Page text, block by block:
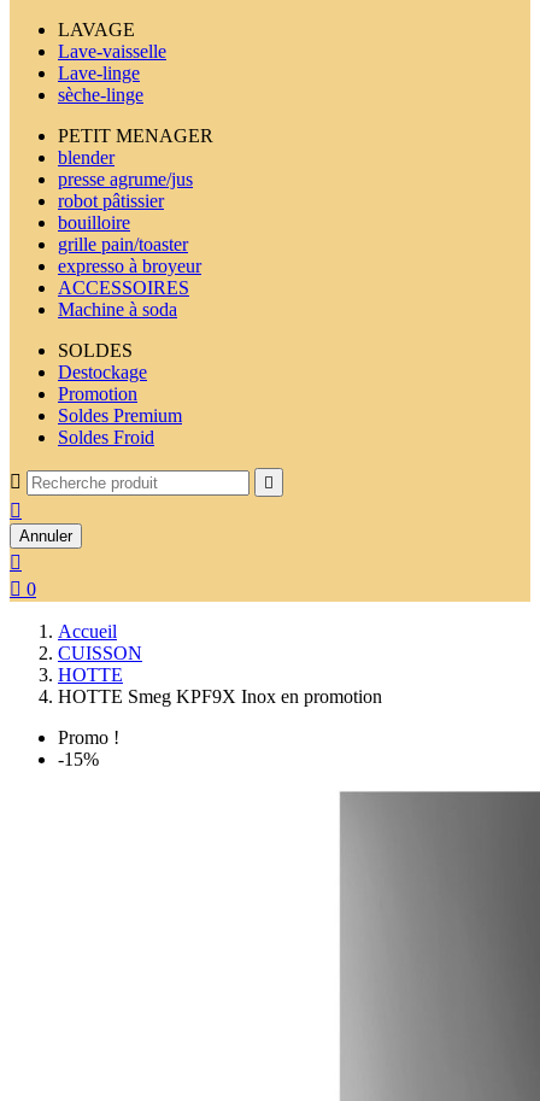
LAVAGE
Lave-vaisselle
Lave-linge
sèche-linge
PETIT MENAGER
blender
presse agrume/jus
robot pâtissier
bouilloire
grille pain/toaster
expresso à broyeur
ACCESSOIRES
Machine à soda
SOLDES
Destockage
Promotion
Soldes Premium
Soldes Froid
 

Annuler

 0
Accueil
CUISSON
HOTTE
HOTTE Smeg KPF9X Inox en promotion
Promo !
-15%